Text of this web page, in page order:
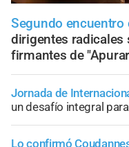
Segundo encuentro
dirigentes radicales
firmantes de
Jornada de
un desafío integral
Lo confirmó